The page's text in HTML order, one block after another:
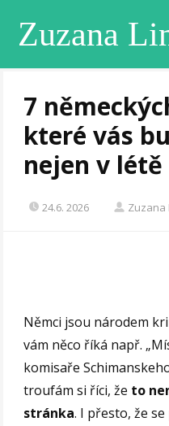
Zuzana
7
které vás
nejen v létě
24.6. 2026 Zuzana
Němci jsou národem
vám něco říká např.
komisaře
troufám si říci, že to
stránka. I přesto, že